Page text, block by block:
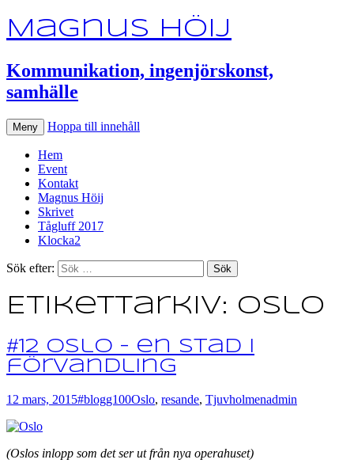
Magnus Höij
Kommunikation, ingenjörskonst,
samhälle
Meny Hoppa till innehåll
Hem
Event
Kontakt
Magnus Höij
Skrivet
Tågluff 2017
Klocka2
Sök efter:
Etikettarkiv: Oslo
#12 Oslo – en stad i
förvandling
12 mars, 2015#blogg100Oslo, resande, Tjuvholmenadmin
(Oslos inlopp som det ser ut från nya operahuset)